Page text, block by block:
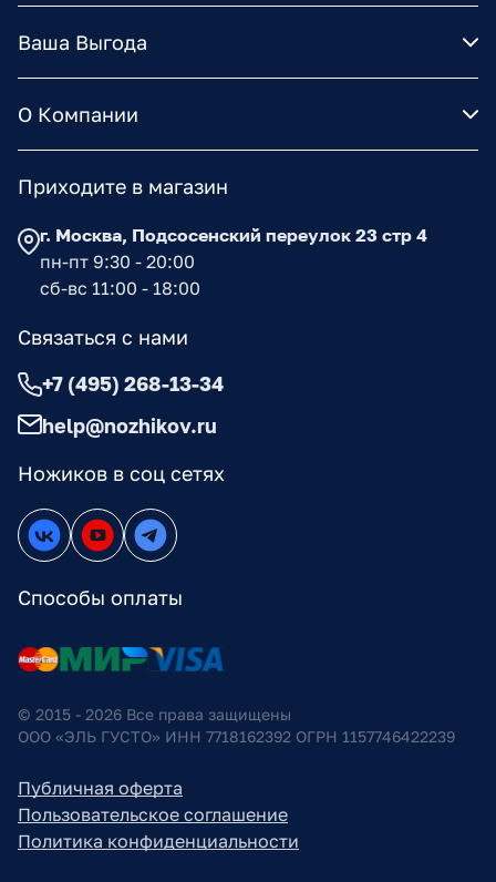
Ваша Выгода
О Компании
Ножиков в соц сетях
Способы оплаты
Приходите в магазин
г. Москва, Подсосенский переулок 23 стр 4
пн-пт 9:30 - 20:00
сб-вс 11:00 - 18:00
Связаться с нами
+7 (495) 268-13-34
help@nozhikov.ru
© 2015 - 2026 Все права защищены
ООО «ЭЛЬ ГУСТО» ИНН 7718162392 ОГРН 1157746422239
Публичная оферта
Пользовательское соглашение
Политика конфиденциальности